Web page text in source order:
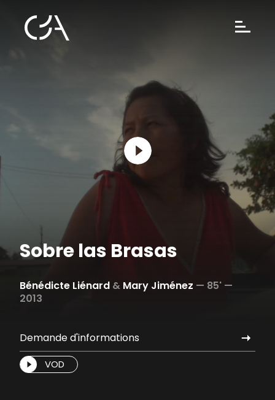
Sobre las Brasas
Bénédicte Liénard & Mary Jiménez — 85' —
2013
Demande d'informations
VOD